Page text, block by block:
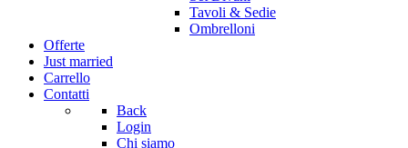
Tavoli & Sedie
Ombrelloni
Offerte
Just married
Carrello
Contatti
Back
Login
Chi siamo